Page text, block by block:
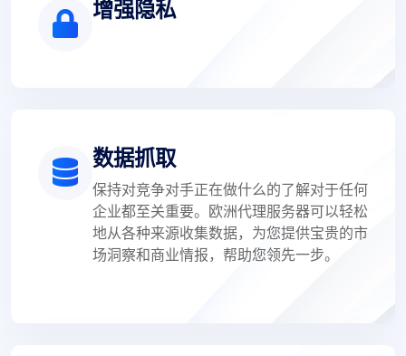
增强隐私
数据抓取
保持对竞争对手正在做什么的了解对于任何
企业都至关重要。欧洲代理服务器可以轻松
地从各种来源收集数据，为您提供宝贵的市
场洞察和商业情报，帮助您领先一步。